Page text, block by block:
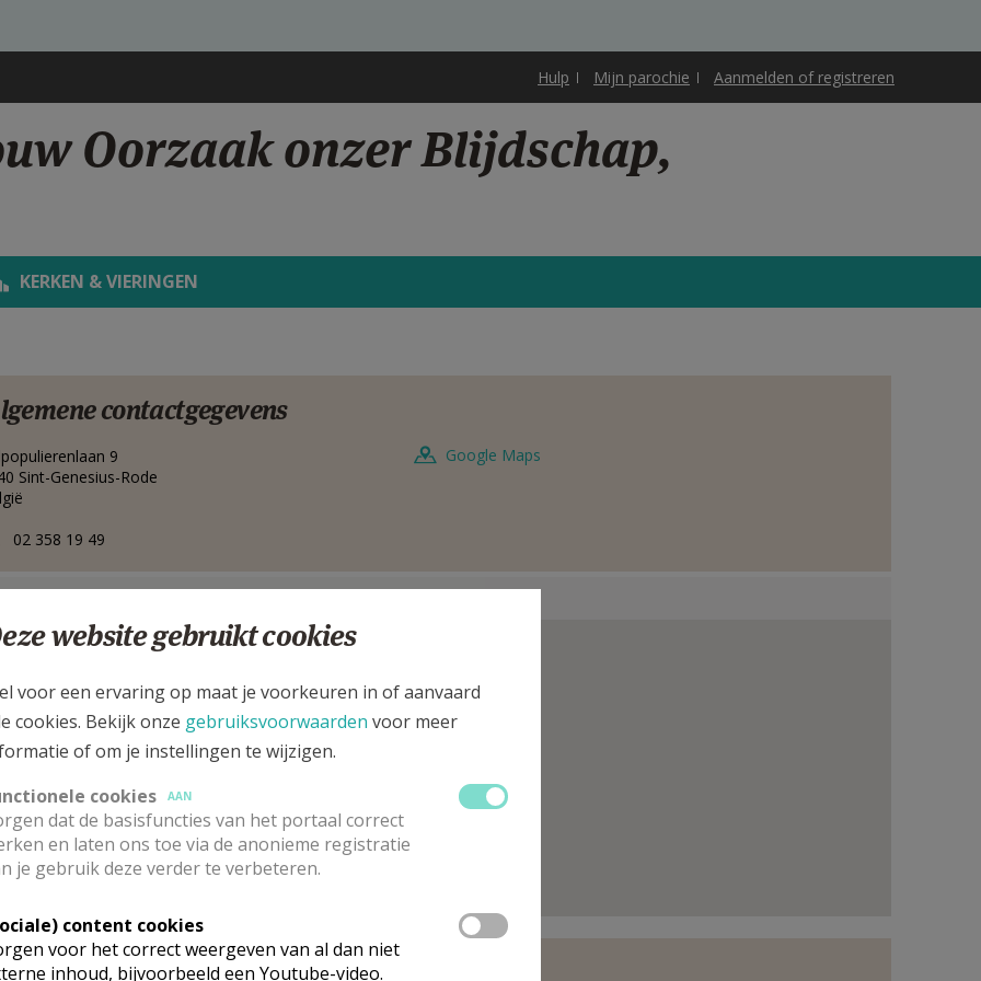
Hulp Mijn parochie Aanmelden of registreren
Oorzaak onzer Blijdschap,
KERKEN & VIERINGEN
contactgegevens
9
Sint-Genesius-Rode
02 358 19 49
Google Maps
9, 1640 Sint-Genesius-Rode
website gebruikt cookies
voor een ervaring op maat je voorkeuren in of aanvaard
cookies. Bekijk onze gebruiksvoorwaarden voor meer
of om je instellingen te wijzigen.
cookies
AAN
dat de basisfuncties van het portaal correct
en laten ons toe via de anonieme registratie
je gebruik deze verder te verbeteren.
content cookies
voor het correct weergeven van al dan niet
inhoud, bijvoorbeeld een Youtube-video.